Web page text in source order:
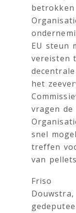
betrokken
EU steun
vereisten
het
vragen
snel
treffen
van
Friso
Douwstra,
gedeputee